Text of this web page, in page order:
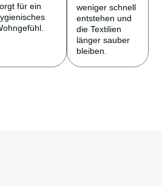
für ein
weniger schnell
entstehen und
die Textilien
länger sauber
bleiben.